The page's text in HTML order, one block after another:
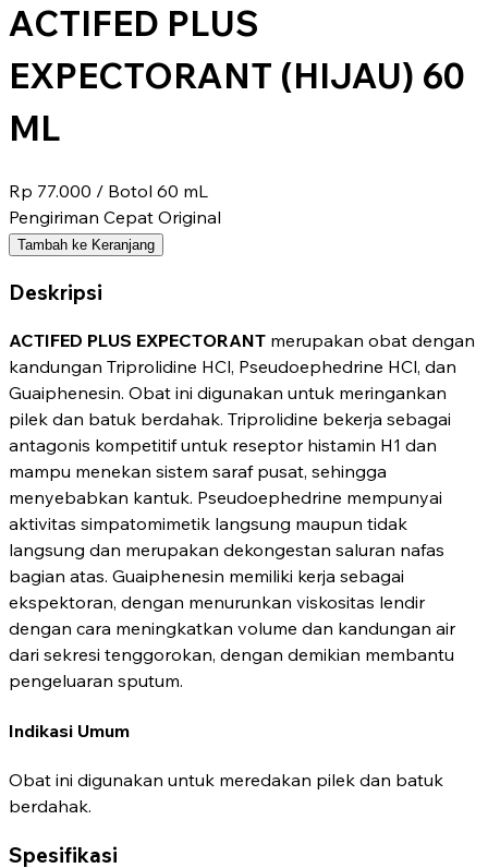
ACTIFED PLUS
EXPECTORANT (HIJAU) 60
ML
Rp 77.000 / Botol 60 mL
Pengiriman Cepat Original
Tambah ke Keranjang
Deskripsi
ACTIFED PLUS EXPECTORANT merupakan obat dengan
kandungan Triprolidine HCl, Pseudoephedrine HCl, dan
Guaiphenesin. Obat ini digunakan untuk meringankan
pilek dan batuk berdahak. Triprolidine bekerja sebagai
antagonis kompetitif untuk reseptor histamin H1 dan
mampu menekan sistem saraf pusat, sehingga
menyebabkan kantuk. Pseudoephedrine mempunyai
aktivitas simpatomimetik langsung maupun tidak
langsung dan merupakan dekongestan saluran nafas
bagian atas. Guaiphenesin memiliki kerja sebagai
ekspektoran, dengan menurunkan viskositas lendir
dengan cara meningkatkan volume dan kandungan air
dari sekresi tenggorokan, dengan demikian membantu
pengeluaran sputum.
Indikasi Umum
Obat ini digunakan untuk meredakan pilek dan batuk
berdahak.
Spesifikasi